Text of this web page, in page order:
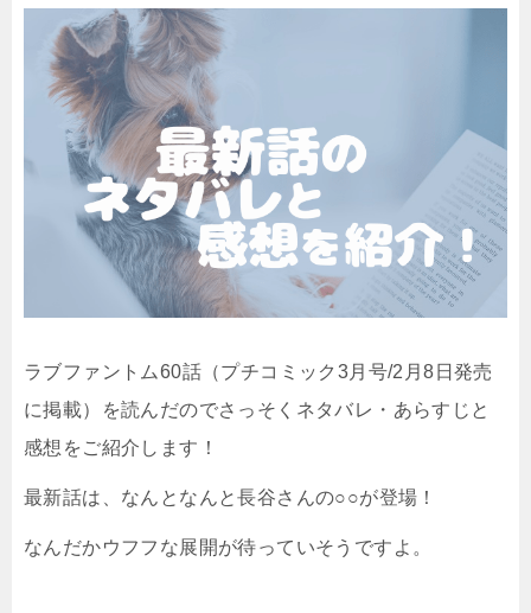
ラブファントム60話（プチコミック3月号/2月8日発売
に掲載）を読んだのでさっそくネタバレ・あらすじと
感想をご紹介します！
最新話は、なんとなんと長谷さんの○○が登場！
なんだかウフフな展開が待っていそうですよ。